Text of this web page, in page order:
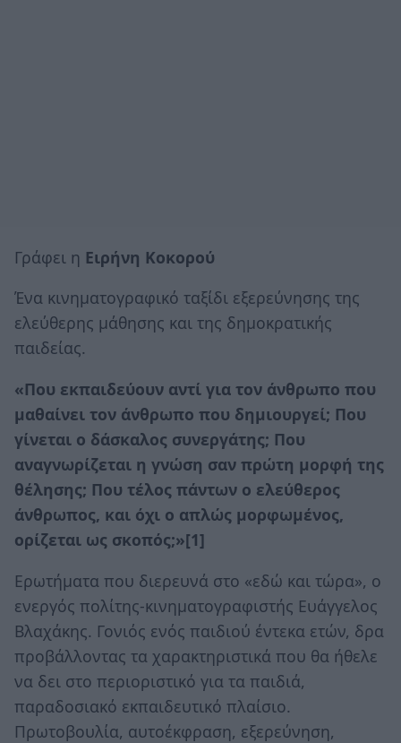
Γράφει η Ειρήνη Κοκορού
Ένα κινηματογραφικό ταξίδι εξερεύνησης της
ελεύθερης μάθησης και της δημοκρατικής
παιδείας.
«Που εκπαιδεύουν αντί για τον άνθρωπο που
μαθαίνει τον άνθρωπο που δημιουργεί; Που
γίνεται ο δάσκαλος συνεργάτης; Που
αναγνωρίζεται η γνώση σαν πρώτη μορφή της
θέλησης; Που τέλος πάντων ο ελεύθερος
άνθρωπος, και όχι ο απλώς μορφωμένος,
ορίζεται ως σκοπός;»[1]
Ερωτήματα που διερευνά στο «εδώ και τώρα», ο
ενεργός πολίτης-κινηματογραφιστής Ευάγγελος
Βλαχάκης. Γονιός ενός παιδιού έντεκα ετών, δρα
προβάλλοντας τα χαρακτηριστικά που θα ήθελε
να δει στο περιοριστικό για τα παιδιά,
παραδοσιακό εκπαιδευτικό πλαίσιο.
Πρωτοβουλία, αυτοέκφραση, εξερεύνηση,